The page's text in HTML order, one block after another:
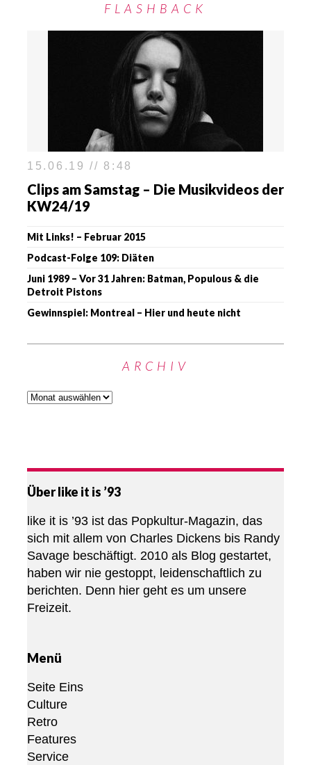
FLASHBACK
15.06.19 // 8:48
Clips am Samstag – Die Musikvideos der
KW24/19
Mit Links! – Februar 2015
Podcast-Folge 109: Diäten
Juni 1989 – Vor 31 Jahren: Batman, Populous & die
Detroit Pistons
Gewinnspiel: Montreal – Hier und heute nicht
ARCHIV
Über like it is ’93
like it is ’93 ist das Popkultur-Magazin, das
sich mit allem von Charles Dickens bis Randy
Savage beschäftigt. 2010 als Blog gestartet,
haben wir nie gestoppt, leidenschaftlich zu
berichten. Denn hier geht es um unsere
Freizeit.
Menü
Seite Eins
Culture
Retro
Features
Service